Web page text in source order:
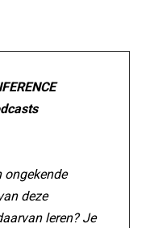
ongekende
deze
leren? Je